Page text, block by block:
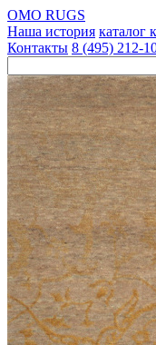
OMO RUGS
Наша история каталог
Контакты 8 (495) 212-